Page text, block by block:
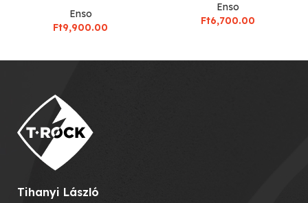
Enso
Ft9,900.00
Enso
Ft6,700.00
Tihanyi László